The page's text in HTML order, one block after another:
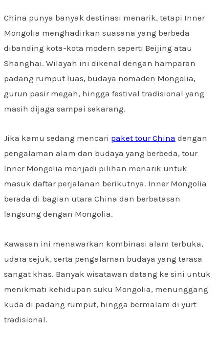
China punya banyak destinasi menarik, tetapi Inner
Mongolia menghadirkan suasana yang berbeda
dibanding kota-kota modern seperti Beijing atau
Shanghai. Wilayah ini dikenal dengan hamparan
padang rumput luas, budaya nomaden Mongolia,
gurun pasir megah, hingga festival tradisional yang
masih dijaga sampai sekarang.
Jika kamu sedang mencari paket tour China dengan
pengalaman alam dan budaya yang berbeda, tour
Inner Mongolia menjadi pilihan menarik untuk
masuk daftar perjalanan berikutnya. Inner Mongolia
berada di bagian utara China dan berbatasan
langsung dengan Mongolia.
Kawasan ini menawarkan kombinasi alam terbuka,
udara sejuk, serta pengalaman budaya yang terasa
sangat khas. Banyak wisatawan datang ke sini untuk
menikmati kehidupan suku Mongolia, menunggang
kuda di padang rumput, hingga bermalam di yurt
tradisional.